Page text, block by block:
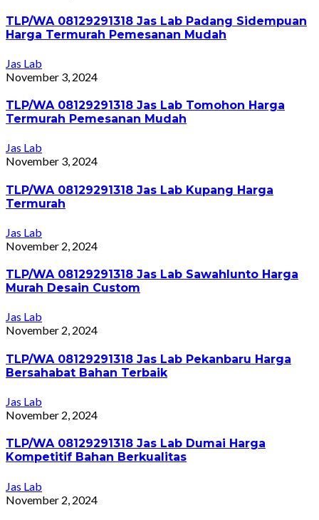
TLP/WA 08129291318 Jas Lab Padang Sidempuan
Harga Termurah Pemesanan Mudah
Jas Lab
November 3, 2024
TLP/WA 08129291318 Jas Lab Tomohon Harga
Termurah Pemesanan Mudah
Jas Lab
November 3, 2024
TLP/WA 08129291318 Jas Lab Kupang Harga
Termurah
Jas Lab
November 2, 2024
TLP/WA 08129291318 Jas Lab Sawahlunto Harga
Murah Desain Custom
Jas Lab
November 2, 2024
TLP/WA 08129291318 Jas Lab Pekanbaru Harga
Bersahabat Bahan Terbaik
Jas Lab
November 2, 2024
TLP/WA 08129291318 Jas Lab Dumai Harga
Kompetitif Bahan Berkualitas
Jas Lab
November 2, 2024